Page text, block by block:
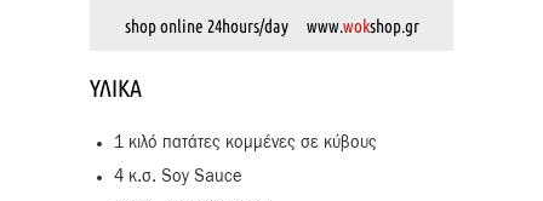
shop online 24hours/day www.wokshop.gr
ΥΛΙΚΆ
1 κιλό πατάτες κομμένες σε κύβους
4 κ.σ. Soy Sauce